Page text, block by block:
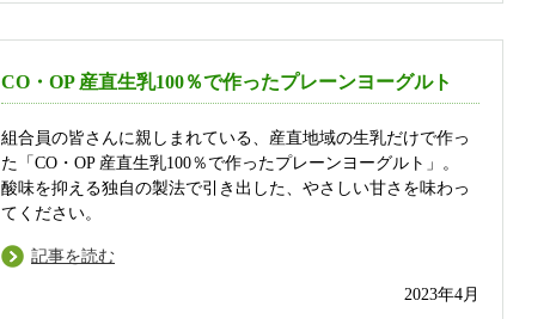
CO・OP 産直生乳100％で作ったプレーンヨーグルト
組合員の皆さんに親しまれている、産直地域の生乳だけで作っ
た「CO・OP 産直生乳100％で作ったプレーンヨーグルト」。
酸味を抑える独自の製法で引き出した、やさしい甘さを味わっ
てください。
記事を読む
2023年4月